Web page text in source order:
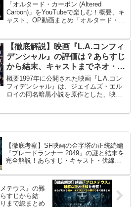
「オルタード・カーボン (Altered
Carbon)」をYouTubeで楽しむ！概要、キ
ャスト、OP動画まとめ「オルタード・カ
2018年から20...
【徹底解説】映画『L.A.コンフィ
デンシャル』の評価は？あらすじ
から結末、キャストまでネオ・ノ
ワールの最高傑作を総まとめ！
概要1997年に公開された映画『L.A.コン
フィデンシャル』は、ジェイムズ・エル
ロイの同名暗黒小説を原作とした、映画
【徹底考察】SF映画の金字塔の正統続編
『ブレードランナー 2049』の謎と結末を
完全解説！あらすじ・キャスト・伏線ま
テウス』の難
すじから結
まで総まとめ